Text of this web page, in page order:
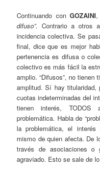
Continuando conGOZAINI,
difuso”. Contrario a otros
incidencia colectiva. Se
final, dice que es mejor
pertenencia es difusa o
colectivo es más fácil la
amplio. “Difusos”, no
amplitud. Sí hay titularidad,
cuotas indeterminadas del
tienen interés,
problemática. Habla de
la problemática, el
mismo de quien afecta. De
través de asociaciones o
agraviado. Esto se sale de